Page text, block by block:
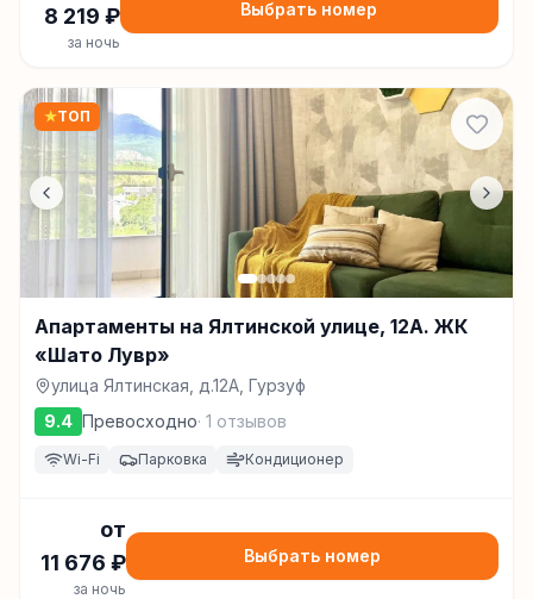
8 219 ₽
за ночь
Выбрать номер
★ТОП
Апартаменты на Ялтинской улице, 12А. ЖК
«Шато Лувр»
улица Ялтинская, д.12А, Гурзуф
9.4 Превосходно· 1 отзывов
Wi-Fi Парковка Кондиционер
от
11 676 ₽
за ночь
Выбрать номер